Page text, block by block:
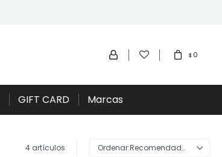
GIFT CARD Marcas
$ 0
4 artículos Recomendados